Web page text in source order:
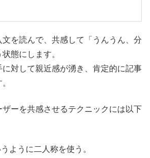
を読んで、共感して「うんうん、分
態にします。
対して親近感が湧き、肯定的に記事
ーを共感させるテクニックには以下
ように二人称を使う。